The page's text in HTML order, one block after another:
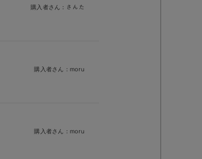
購入者さん： さんた
購入者さん： moru
購入者さん： moru